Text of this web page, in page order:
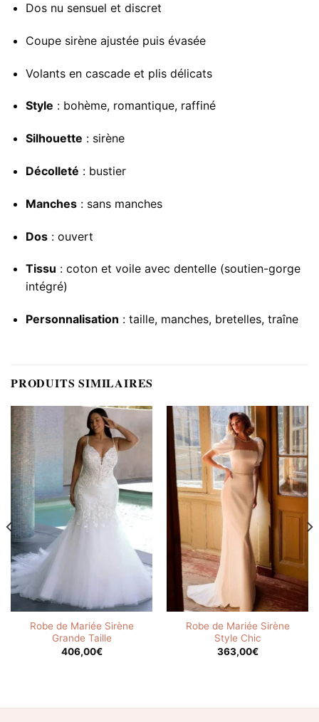
Dos nu sensuel et discret
Coupe sirène ajustée puis évasée
Volants en cascade et plis délicats
Style : bohème, romantique, raffiné
Silhouette : sirène
Décolleté : bustier
Manches: sans manches
Dos: ouvert
Tissu : coton et voile avec dentelle (soutien-gorge
intégré)
Personnalisation : taille, manches, bretelles, traîne
PRODUITS SIMILAIRES
Robe de Mariée Sirène
Grande Taille
406,00€
Robe de Mariée Sirène
Style Chic
363,00€